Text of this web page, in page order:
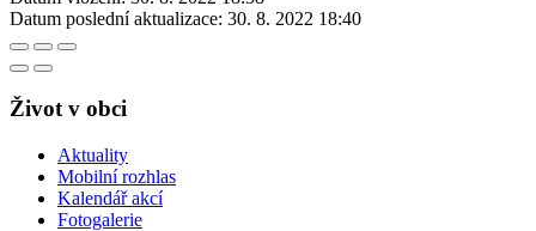
Datum poslední aktualizace: 30. 8. 2022 18:40
Život v obci
Aktuality
Mobilní rozhlas
Kalendář akcí
Fotogalerie